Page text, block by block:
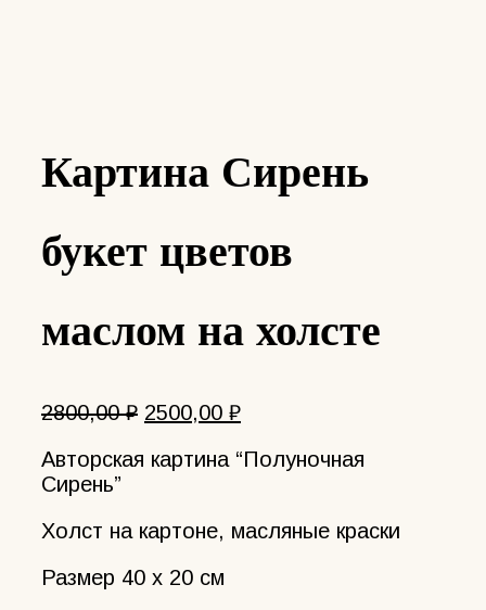
Картина Сирень
букет цветов
маслом на холсте
2800,00₽ Первоначальная
составляла
2500,00 ₽Текущая
2500,00 ₽.
Авторская картина “Полуночная
Сирень”
Холст на картоне, масляные краски
Размер 40 х 20 см